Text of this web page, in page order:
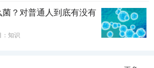
？对普通人到底有没有
知识